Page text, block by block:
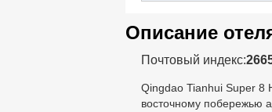
Описание
Почтовый индекс:
Qingdao Tianhui Super 8
восточному побережью